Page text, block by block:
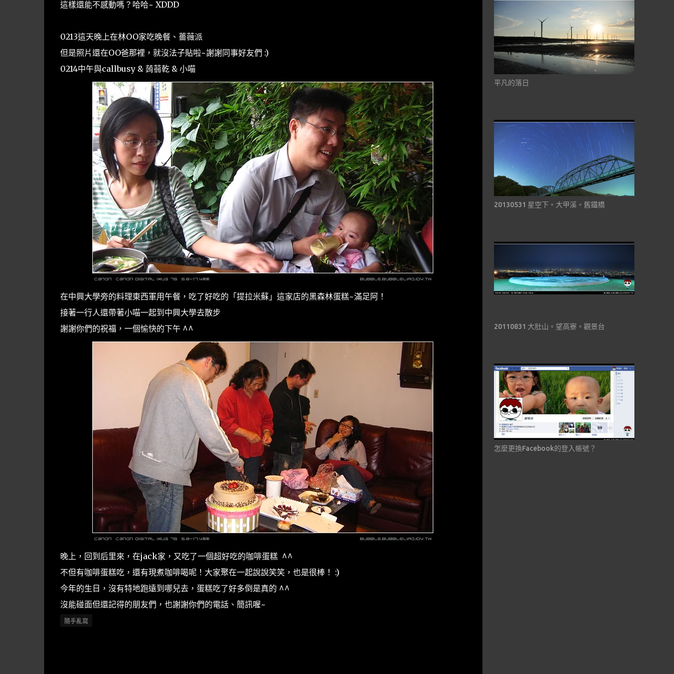
這樣還能不感動嗎？哈哈~ XDDD
0213這天晚上在林OO家吃晚餐、薔薇派
但是照片還在OO爸那裡，就沒法子貼啦~謝謝同事好友們 :)
0214中午與callbusy & 蒟蒻乾 & 小喵
在中興大學旁的料理東西軍用午餐，吃了好吃的「提拉米蘇」這家店的黑森林蛋糕~滿足阿！
接著一行人還帶著小喵一起到中興大學去散步
謝謝你們的祝福，一個愉快的下午 ^^
晚上，回到后里來，在jack家，又吃了一個超好吃的咖啡蛋糕 ^^
不但有咖啡蛋糕吃，還有現煮咖啡喝呢！大家聚在一起說說笑笑，也是很棒！ :)
今年的生日，沒有特地跑遠到哪兒去，蛋糕吃了好多倒是真的 ^^
沒能碰面但還記得的朋友們，也謝謝你們的電話、簡訊喔~
隨手亂寫
平凡的落日
20130531 星空下。大甲溪。舊鐵橋
20110831 大肚山。望高寮。觀景台
怎麼更換Facebook的登入帳號？